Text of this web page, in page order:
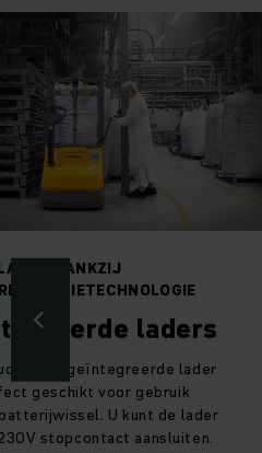
DANKZIJ
laders
met geïntegreerde lader
geschikt voor gebruik
U kunt de lader
stopcontact aansluiten.